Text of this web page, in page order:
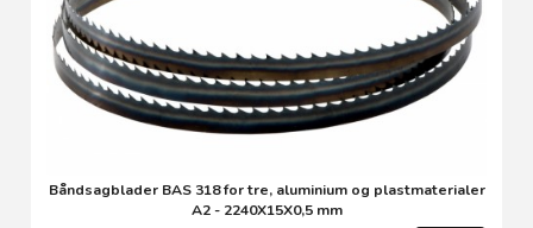
Båndsagblader BAS 318 for tre, aluminium og plastmaterialer
A2 - 2240X15X0,5 mm